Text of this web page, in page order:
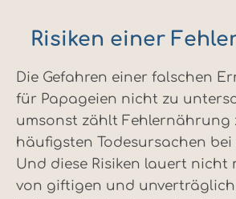
Risiken einer
Die Gefahren einer falschen
für Papageien nicht zu
umsonst zählt Fehlernährung
häufigsten Todesursachen bei
Und diese Risiken lauert nicht
von giftigen und